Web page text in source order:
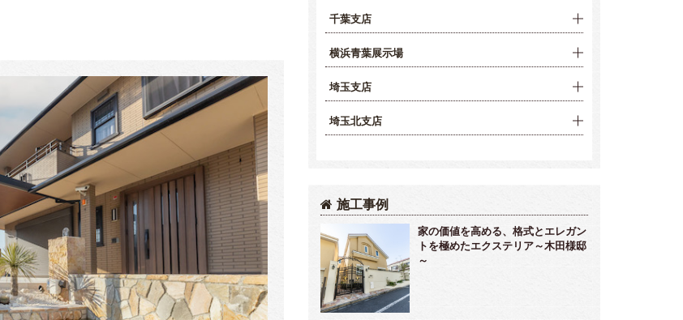
千葉支店
横浜青葉展示場
埼玉支店
埼玉北支店
施工事例
家の価値を高める、格式とエレガン
トを極めたエクステリア～木田様邸
～